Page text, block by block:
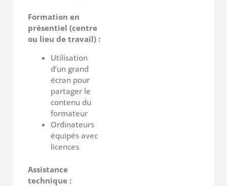
Formation en
présentiel (centre
ou lieu de travail) :
Utilisation
d’un grand
écran pour
partager le
contenu du
formateur
Ordinateurs
équipés avec
licences
Assistance
technique :